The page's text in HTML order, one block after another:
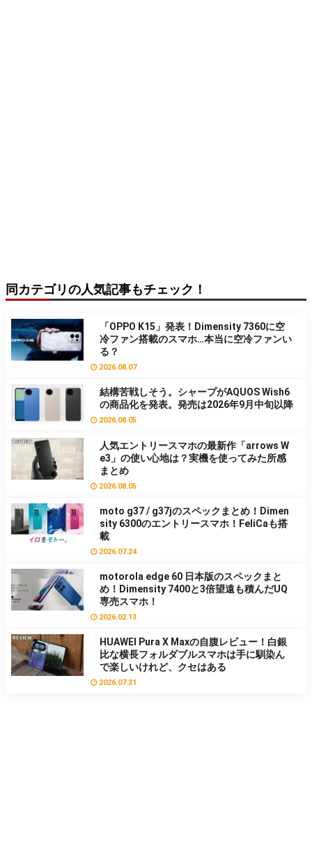
同カテゴリの人気記事もチェック！
「OPPO K15」発表！Dimensity 7360に空
冷ファン搭載のスマホ…本当に空冷ファンい
る？
2026.08.07
結構苦戦しそう。シャープがAQUOS Wish6
の商品化を発表。発売は2026年9月中旬以降
2026.08.05
人気エントリースマホの最新作「arrows W
e3」の使い心地は？実機を使ってみた所感
まとめ
2026.08.05
moto g37 / g37jのスペックまとめ！Dimen
sity 6300のエントリースマホ！FeliCaも搭
載
2026.07.24
motorola edge 60 日本版のスペックまと
め！Dimensity 7400と3倍望遠も積んだUQ
専売スマホ！
2026.02.13
HUAWEI Pura X Maxの自腹レビュー！白銀
比な横長フォルダブルスマホは手に馴染ん
で楽しいけれど、クセはある
2026.07.31